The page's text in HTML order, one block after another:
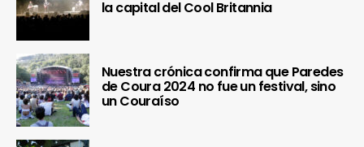
la capital del Cool Britannia
Nuestra crónica confirma que Paredes
de Coura 2024 no fue un festival, sino
un Couraíso